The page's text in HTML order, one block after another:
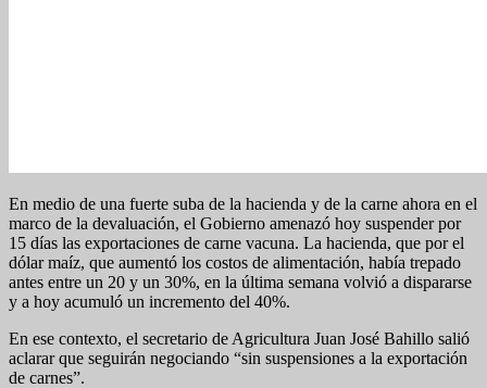
En medio de una fuerte suba de la hacienda y de la carne ahora en el
marco de la devaluación, el Gobierno amenazó hoy suspender por
15 días las exportaciones de carne vacuna. La hacienda, que por el
dólar maíz, que aumentó los costos de alimentación, había trepado
antes entre un 20 y un 30%, en la última semana volvió a dispararse
y a hoy acumuló un incremento del 40%.
En ese contexto, el secretario de Agricultura Juan José Bahillo salió
aclarar que seguirán negociando “sin suspensiones a la exportación
de carnes”.